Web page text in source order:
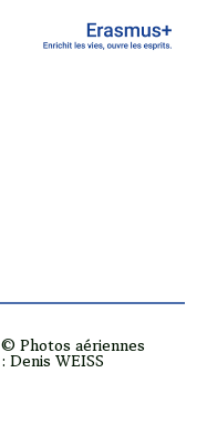
© Photos aériennes
: Denis WEISS